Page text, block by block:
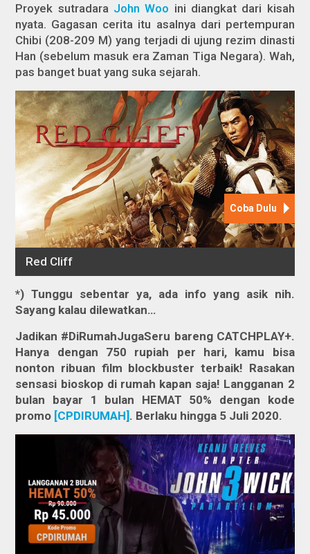
Proyek sutradara John Woo ini diangkat dari kisah
nyata. Gagasan cerita itu asalnya dari pertempuran
Chibi (208-209 M) yang terjadi di ujung rezim dinasti
Han (sebelum masuk era Zaman Tiga Negara). Wah,
pas banget buat yang suka sejarah.
*) Tunggu sebentar ya, ada info yang asik nih.
Sayang kalau dilewatkan…
Jadikan #DiRumahJugaSeru bareng CATCHPLAY+.
Hanya dengan 750 rupiah per hari, kamu bisa
nonton ribuan film blockbuster terbaik! Rasakan
sensasi bioskop di rumah kapan saja! Langganan 2
bulan bayar 1 bulan HEMAT 50% dengan kode
promo [CPDIRUMAH]. Berlaku hingga 5 Juli 2020.